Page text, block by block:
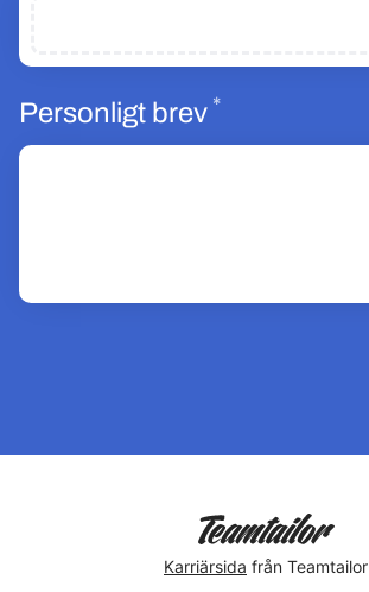
Personligt brev *Obligatoriskt
Karriärsida från Teamtailor